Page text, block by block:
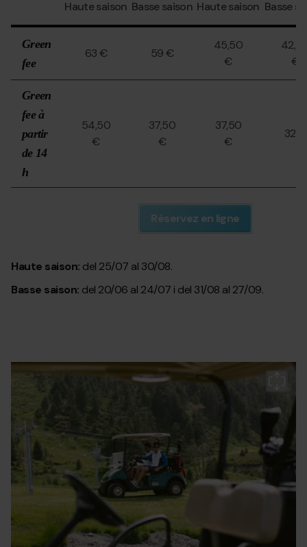
Haute saison Basse saison Haute saison Basse
Green
fee
63 € 59 €
45,50
€
€
Green
fee à
partir
de 14
h
54,50
€
37,50
€
37,50
€
32 €
Réservez en ligne
Haute saison: del 25/07 al 30/08.
Basse saison: del 20/06 al 24/07 i del 31/08 al 27/09.
Grandvalira